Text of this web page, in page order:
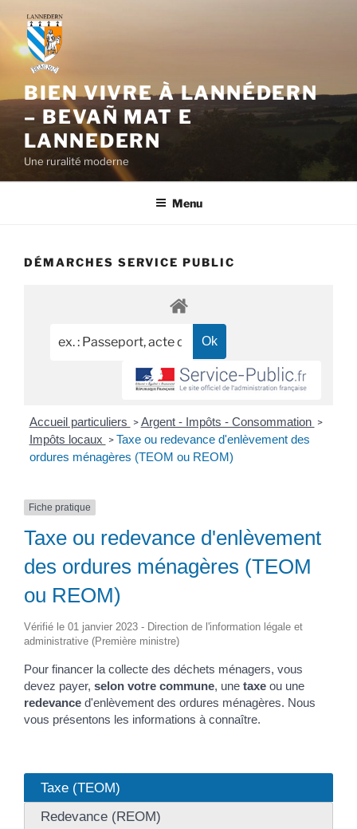
contenu
principal
BIEN VIVRE À LANNÉDERN
– BEVAÑ MAT E
LANNEDERN
Une ruralité moderne
Menu
DÉMARCHES SERVICE PUBLIC
Accueil particuliers > Argent - Impôts - Consommation >
Impôts locaux > Taxe ou redevance d'enlèvement des
ordures ménagères (TEOM ou REOM)
Fiche pratique
Taxe ou redevance d'enlèvement
des ordures ménagères (TEOM
ou REOM)
Vérifié le 01 janvier 2023 - Direction de l'information légale et
administrative (Première ministre)
Pour financer la collecte des déchets ménagers, vous
devez payer, selon votre commune, une taxe ou une
redevance d'enlèvement des ordures ménagères. Nous
vous présentons les informations à connaître.
Taxe (TEOM)
Redevance (REOM)